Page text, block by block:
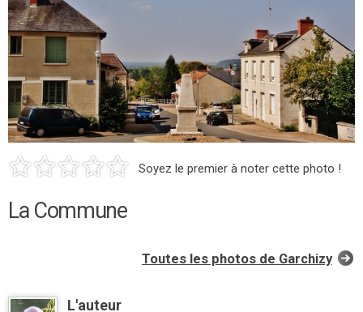
Soyez le premier à noter cette photo !
La Commune
Toutes les photos de Garchizy
L'auteur